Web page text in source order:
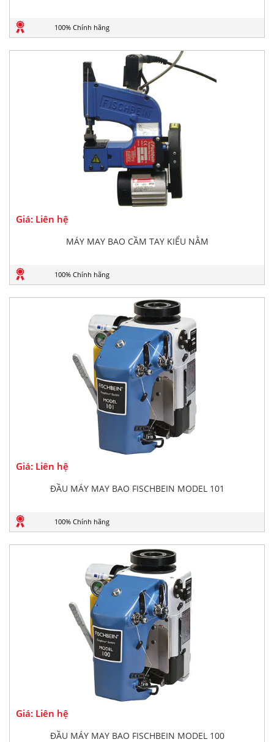
100% Chính hãng
Giá: Liên hệ
MÁY MAY BAO CẦM TAY KIỂU NẰM
100% Chính hãng
Giá: Liên hệ
ĐẦU MÁY MAY BAO FISCHBEIN MODEL 101
100% Chính hãng
Giá: Liên hệ
ĐẦU MÁY MAY BAO FISCHBEIN MODEL 100